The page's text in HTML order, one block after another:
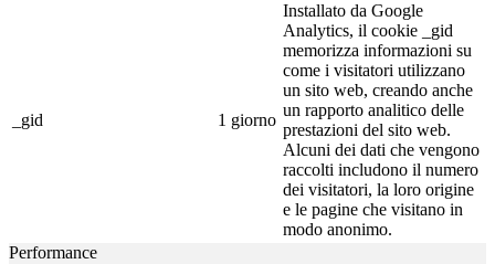
_gid 1 giorno
Installato da Google
Analytics, il cookie _gid
memorizza informazioni su
come i visitatori utilizzano
un sito web, creando anche
un rapporto analitico delle
prestazioni del sito web.
Alcuni dei dati che vengono
raccolti includono il numero
dei visitatori, la loro origine
e le pagine che visitano in
modo anonimo.
Performance